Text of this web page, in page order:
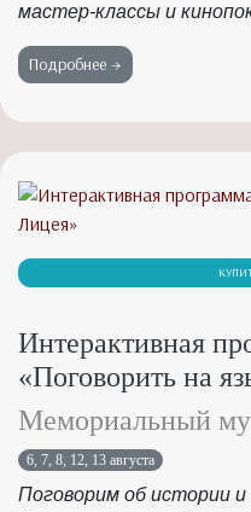
мастер-классы и
Подробнее →
Интерактивная
«Поговорить на
Мемориальный
6, 7, 8, 12, 13 августа
Поговорим об истории и